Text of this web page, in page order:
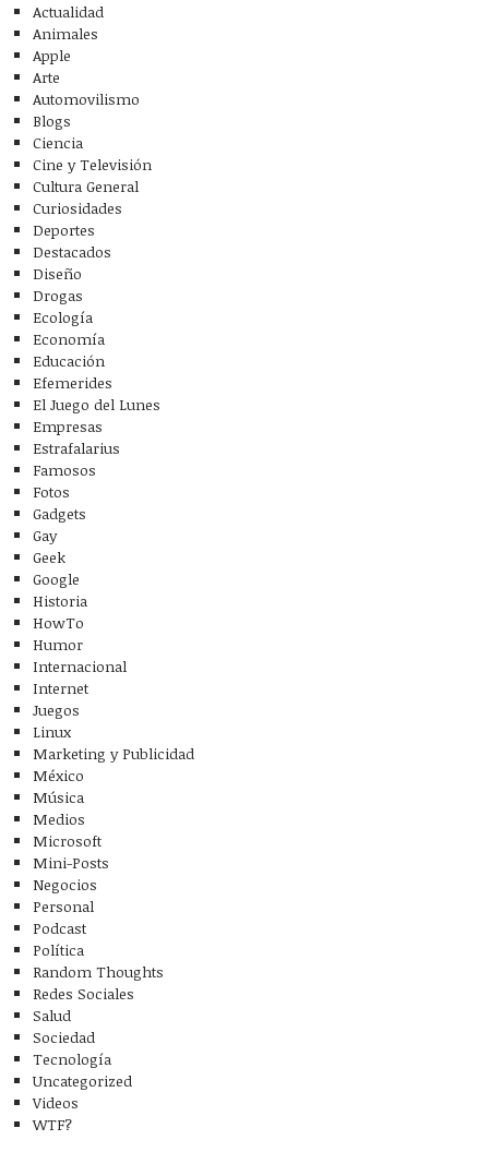
Actualidad
Animales
Apple
Arte
Automovilismo
Blogs
Ciencia
Cine y Televisión
Cultura General
Curiosidades
Deportes
Destacados
Diseño
Drogas
Ecología
Economía
Educación
Efemerides
El Juego del Lunes
Empresas
Estrafalarius
Famosos
Fotos
Gadgets
Gay
Geek
Google
Historia
HowTo
Humor
Internacional
Internet
Juegos
Linux
Marketing y Publicidad
México
Música
Medios
Microsoft
Mini-Posts
Negocios
Personal
Podcast
Política
Random Thoughts
Redes Sociales
Salud
Sociedad
Tecnología
Uncategorized
Videos
WTF?